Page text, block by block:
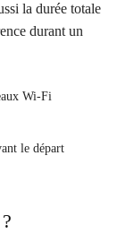
la durée totale
durant un
Wi-Fi
le départ